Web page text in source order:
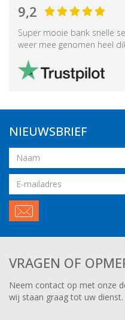
9,2
Super mooie bank snelle
weer mee genomen heel
NIEUWSBRIEF
Naam
Email
VRAGEN OF
Neem contact op met onze
wij staan graag tot uw dienst.